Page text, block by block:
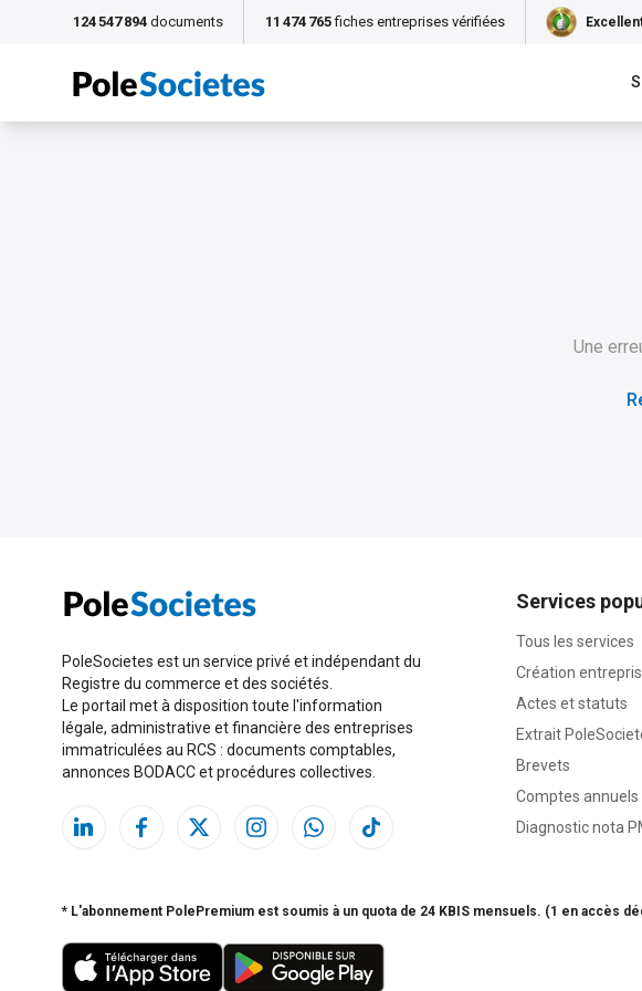
124 547 894 documents 11 474 765 fiches entreprises vérifiées
Une
PoleSocietes est un service privé et indépendant du
Registre du commerce et des sociétés.
Le portail met à disposition toute l'information
légale, administrative et financière des entreprises
immatriculées au RCS : documents comptables,
annonces BODACC et procédures collectives.
Services
Tous les services
Création
Actes et statuts
Extrait
Brevets
Comptes annuels
Diagnostic nota
* L'abonnement PolePremium est soumis à un quota de 24 KBIS mensuels. (1 en accès